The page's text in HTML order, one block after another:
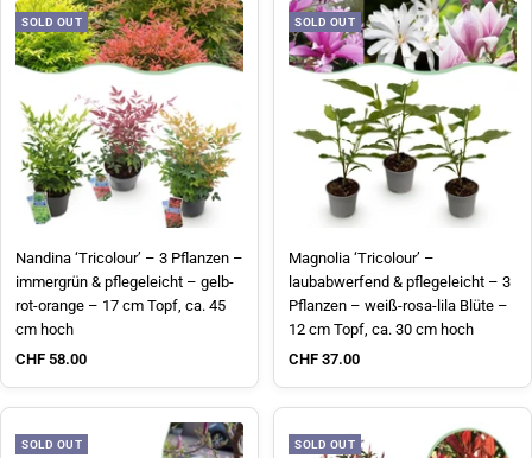
SOLD OUT
Nandina ‘Tricolour’ – 3 Pflanzen –
immergrün & pflegeleicht – gelb-
rot-orange – 17 cm Topf, ca. 45
cm hoch
Sale price
CHF 58.00
SOLD OUT
Magnolia ‘Tricolour’ –
laubabwerfend & pflegeleicht – 3
Pflanzen – weiß-rosa-lila Blüte –
12 cm Topf, ca. 30 cm hoch
Sale price
CHF 37.00
SOLD OUT SOLD OUT